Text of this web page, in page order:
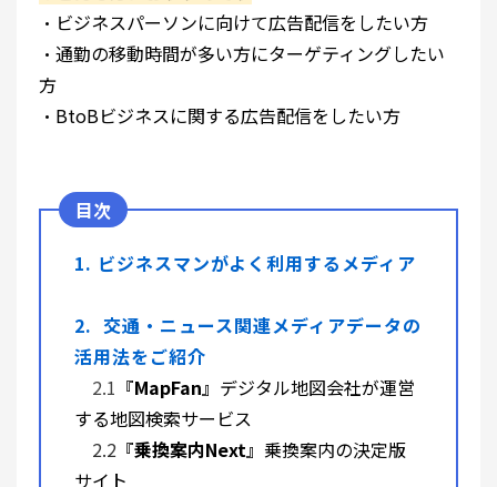
・ビジネスパーソンに向けて広告配信をしたい方
・通勤の移動時間が多い方にターゲティングしたい
方
・BtoBビジネスに関する広告配信をしたい方
1. ビジネスマンがよく利用するメディア
2. 交通・ニュース関連メディアデータの
活用法をご紹介
2.1 『MapFan』デジタル地図会社が運営
する地図検索サービス
2.2 『乗換案内Next』乗換案内の決定版
サイト